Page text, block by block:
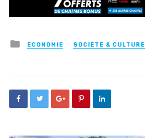
Posted
in
ÉCONOMIE SOCIÉTÉ & CULTURE